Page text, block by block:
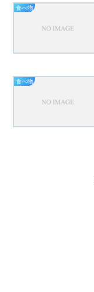
食べ物
食べ物